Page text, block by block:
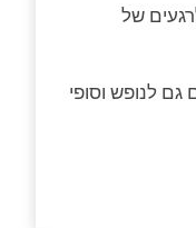
של
פועל 24 שעות ביממה. מתאים גם לנופש וסופי